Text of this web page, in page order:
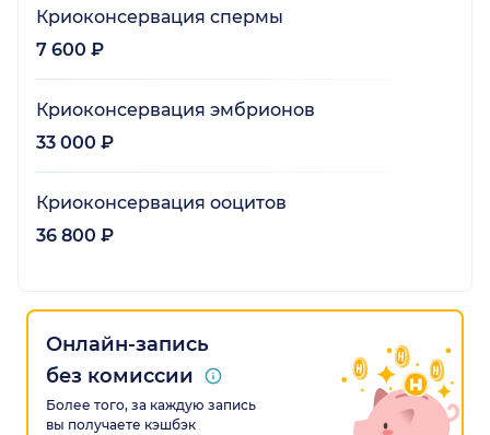
Криоконсервация спермы
7 600 ₽
Криоконсервация эмбрионов
33 000 ₽
Криоконсервация ооцитов
36 800 ₽
Онлайн-запись
без комиссии
Более того, за каждую запись
вы получаете кэшбэк